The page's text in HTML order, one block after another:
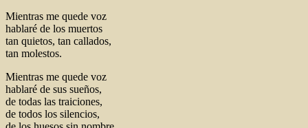
Mientras me quede voz
hablaré de los muertos
tan quietos, tan callados,
tan molestos.
Mientras me quede voz
hablaré de sus sueños,
de todas las traiciones,
de todos los silencios,